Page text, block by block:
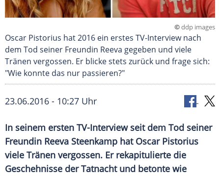
©ddp images
Oscar Pistorius hat 2016 ein erstes TV-Interview nach
dem Tod seiner Freundin Reeva gegeben und viele
Tränen vergossen. Er blicke stets zurück und frage sich:
"Wie konnte das nur passieren?"
23.06.2016 - 10:27 Uhr
In seinem ersten TV-Interview seit dem Tod seiner
Freundin Reeva Steenkamp hat Oscar Pistorius
viele Tränen vergossen. Er rekapitulierte die
Geschehnisse der Tatnacht und betonte wie